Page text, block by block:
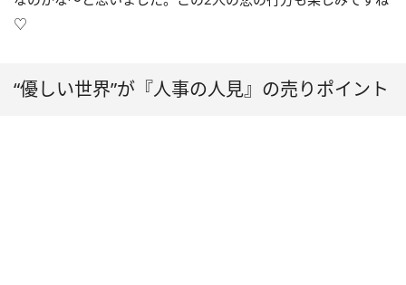
♡
“優しい世界”が『人事の人見』の売りポイント